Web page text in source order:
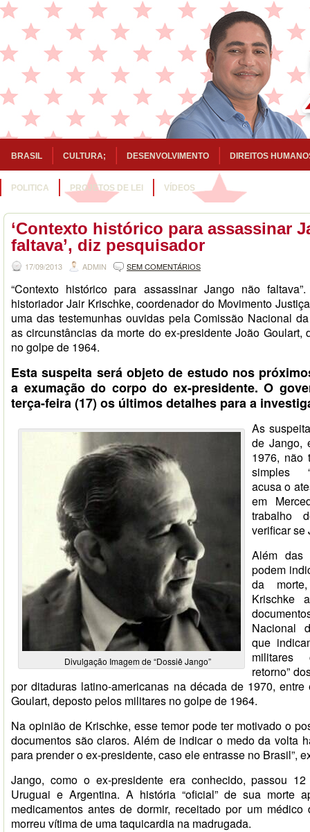
BRASIL CULTURA; DESENVOLVIMENTO DIREITOS
POLITICA PROJETOS DE LEI VÍDEOS
‘Contexto histórico para assassinar
faltava’, diz pesquisador
17/09/2013 ADMIN SEM COMENTÁRIOS
“Contexto histórico para assassinar Jango não
historiador Jair Krischke, coordenador do Movimento
uma das testemunhas ouvidas pela Comissão Nacional
as circunstâncias da morte do ex-presidente João Goulart,
no golpe de 1964.
Esta suspeita será objeto de estudo nos
a exumação do corpo do ex-presidente. O
terça-feira (17) os últimos detalhes para a
Divulgação Imagem de “Dossiê Jango”
As
de Jango,
1976, não
simples
acusa o
em
trabalho
verificar se
Além das
podem
da
Krischke
Nacional
que
militares
retorno”
por ditaduras latino-americanas na década de 1970,
Goulart, deposto pelos militares no golpe de 1964.
Na opinião de Krischke, esse temor pode ter motivado o
documentos são claros. Além de indicar o medo da volta
para prender o ex-presidente, caso ele entrasse no Brasil”,
Jango, como o ex-presidente era conhecido, passou
Uruguai e Argentina. A história “oficial” de sua morte
medicamentos antes de dormir, receitado por um
morreu vítima de uma taquicardia na madrugada.